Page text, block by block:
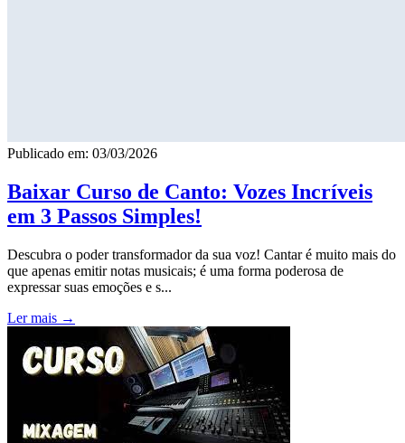
Publicado em: 03/03/2026
Baixar Curso de Canto: Vozes Incríveis
em 3 Passos Simples!
Descubra o poder transformador da sua voz! Cantar é muito mais do
que apenas emitir notas musicais; é uma forma poderosa de
expressar suas emoções e s...
Ler mais →